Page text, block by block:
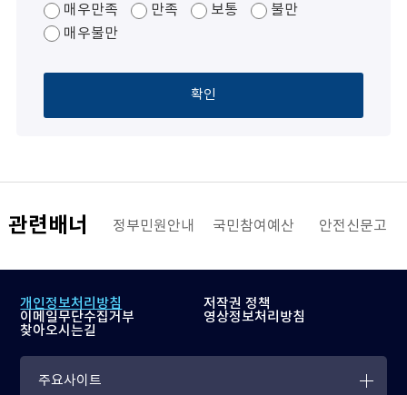
매우만족 만족 보통
불만
매우불만
확인
관련배너
해양수산부 정부민원안내 국민참여예산 안전신문고
개인정보처리방침
저작권 정책
이메일무단수집거부
영상정보처리방침
찾아오시는길
주요사이트